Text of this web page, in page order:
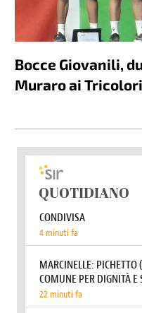
Bocce Giovanili,
Muraro ai